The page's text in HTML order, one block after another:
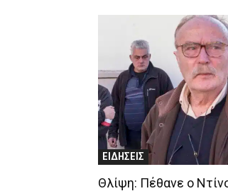
ΕΙΔΗΣΕΙΣ
Θλίψη: Πέθανε ο